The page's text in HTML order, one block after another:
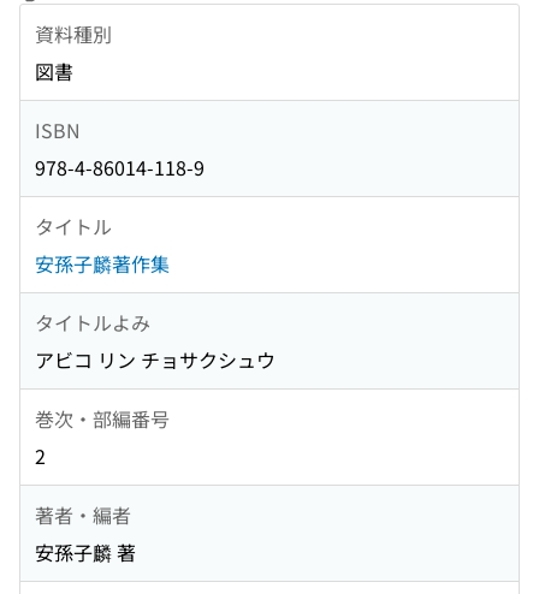
資料種別
図書
ISBN
978-4-86014-118-9
タイトル
安孫子麟著作集
タイトルよみ
アビコ リン チョサクシュウ
巻次・部編番号
2
著者・編者
安孫子麟 著